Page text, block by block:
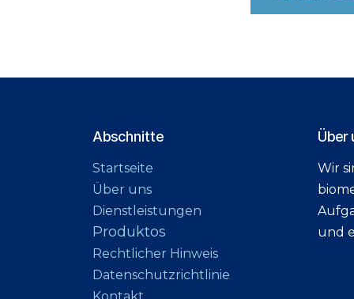
Abschnitte
Startseite
Über uns
Dienstleistungen
Produktos
Rechtlicher Hinweis
Datenschutzrichtlinie
Über
Wir
und